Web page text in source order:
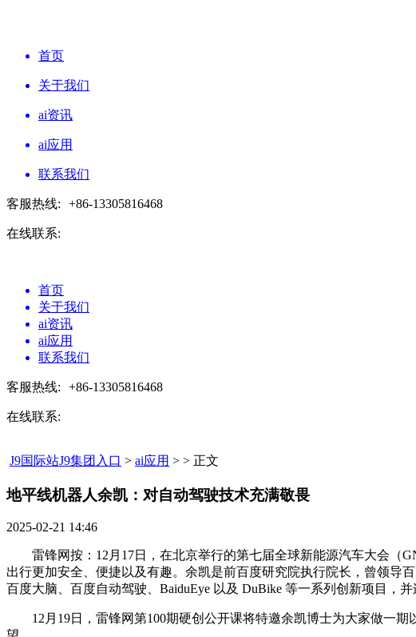
首页
关于我们
ai资讯
ai应用
联系我们
客服热线: +86-13305816468
在线联系:
首页
关于我们
ai资讯
ai应用
联系我们
客服热线: +86-13305816468
在线联系:
J9国际站J9集团入口 > ai应用 > > 正文
地平线机器人余凯：对自动驾驶技术充满敬畏​
2025-02-21 14:46
雷锋网按：12月17日，在北京举行的第七届全球新能源汽车大会（
出行更加安全、便捷以及有趣。余凯是前百度研究院执行院长，曾领导
百度大脑、百度自动驾驶、BaiduEye 以及 DuBike 等一系列创新项目，
12月19日，雷锋网第100期硬创公开课将特邀余凯博士为大家做一期